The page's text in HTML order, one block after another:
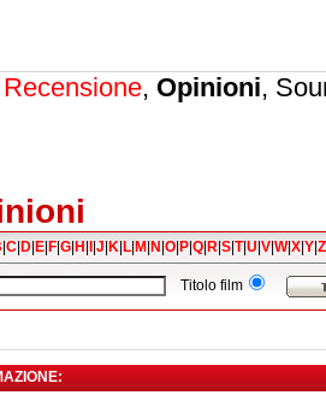
Recensione, Opinioni,
|C|D|E|F|G|H|I|J|K|L|M|N|O|P|Q|R|S|T|U|V|W|X|Y|Z
Titolo film